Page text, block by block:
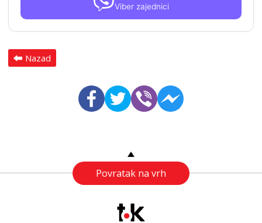
Viber zajednici
Nazad
Povratak na vrh